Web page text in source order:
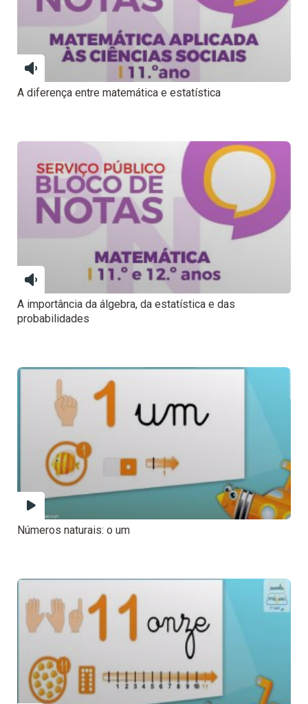
A diferença entre matemática e estatística
A importância da álgebra, da estatística e das
probabilidades
Números naturais: o um